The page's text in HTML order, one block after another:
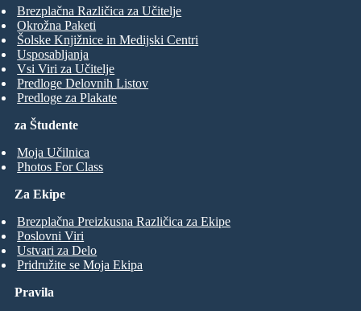
za Študente
Moja Učilnica
Photos For Class
Brezplačna Različica za Učitelje
Okrožna Paketi
Šolske Knjižnice in Medijski Centri
Usposabljanja
Vsi Viri za Učitelje
Predloge Delovnih Listov
Predloge za Plakate
Za Ekipe
Brezplačna Preizkusna Različica za Ekipe
Poslovni Viri
Ustvari za Delo
Pridružite se Moja Ekipa
Pravila